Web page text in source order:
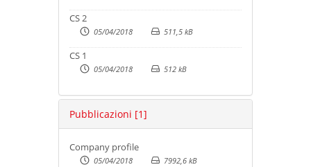
CS 2
05/04/2018 511,5 kB
CS 1
05/04/2018 512 kB
Pubblicazioni [1]
Company profile
05/04/2018 7992,6 kB